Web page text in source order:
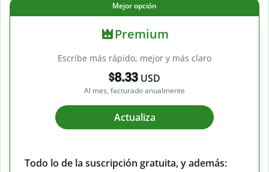
Mejor opción
Premium
Escribe más rápido, mejor y más claro
$8.33 USD
Al mes, facturado anualmente
Actualiza
Todo lo de la suscripción gratuita, y además: